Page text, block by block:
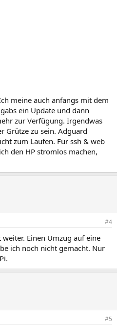
meine auch anfangs mit dem
ein Update und dann
zur Verfügung. Irgendwas
Grütze zu sein. Adguard
zum Laufen. Für ssh & web
den HP stromlos machen,
#4
Einen Umzug auf eine
ich noch nicht gemacht. Nur
#5